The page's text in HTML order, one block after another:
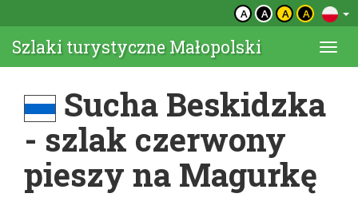
A A A A
Szlaki turystyczne Małopolski
Sucha Beskidzka
- szlak czerwony
pieszy na Magurkę